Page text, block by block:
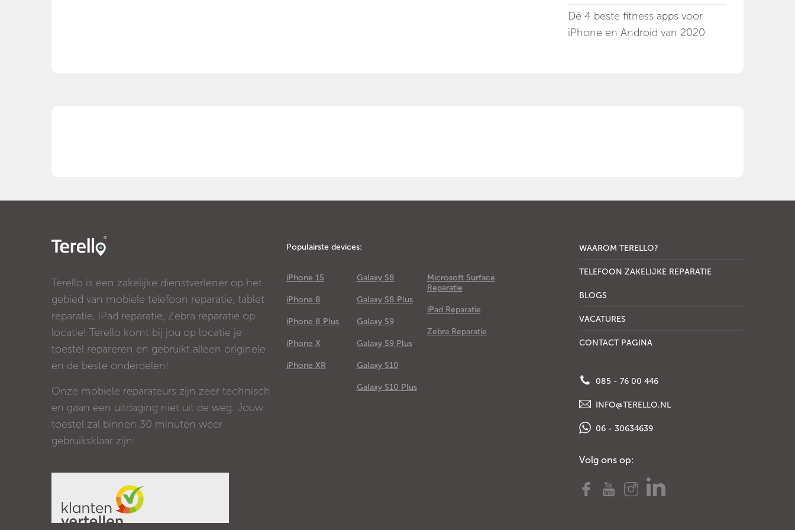
Dé 4 beste fitness apps voor
iPhone en Android van 2020
Terello is een zakelijke dienstverlener op het
gebied van mobiele telefoon reparatie, tablet
reparatie, iPad reparatie, Zebra reparatie op
locatie! Terello komt bij jou op locatie je
toestel repareren en gebruikt alleen originele
en de beste onderdelen!
Onze mobiele reparateurs zijn zeer technisch
en gaan een uitdaging niet uit de weg. Jouw
toestel zal binnen 30 minuten weer
gebruiksklaar zijn!
Populairste devices:
iPhone 15
iPhone 8
iPhone 8 Plus
iPhone X
iPhone XR
Galaxy S8
Galaxy S8 Plus
Galaxy S9
Galaxy S9 Plus
Galaxy S10
Galaxy S10 Plus
Microsoft Surface
Reparatie
iPad Reparatie
Zebra Reparatie
WAAROM TERELLO?
TELEFOON ZAKELIJKE REPARATIE
BLOGS
VACATURES
CONTACT PAGINA
085 - 76 00 446
INFO@TERELLO.NL
06 - 30634639
Volg ons op: